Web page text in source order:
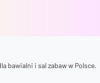
bawialni i sal zabaw w Polsce.